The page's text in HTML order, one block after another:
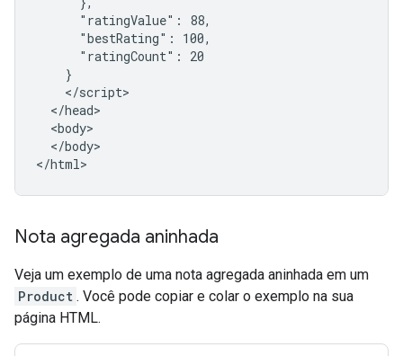
      "ratingValue": 88,
      "bestRating": 100,
      "ratingCount": 20
    }
    </script>
  </head>
  <body>
  </body>
</html>
Nota agregada aninhada
Veja um exemplo de uma nota agregada aninhada em um
Product . Você pode copiar e colar o exemplo na sua
página HTML.